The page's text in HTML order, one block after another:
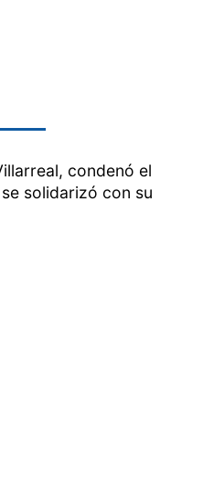
condenó el
solidarizó con su